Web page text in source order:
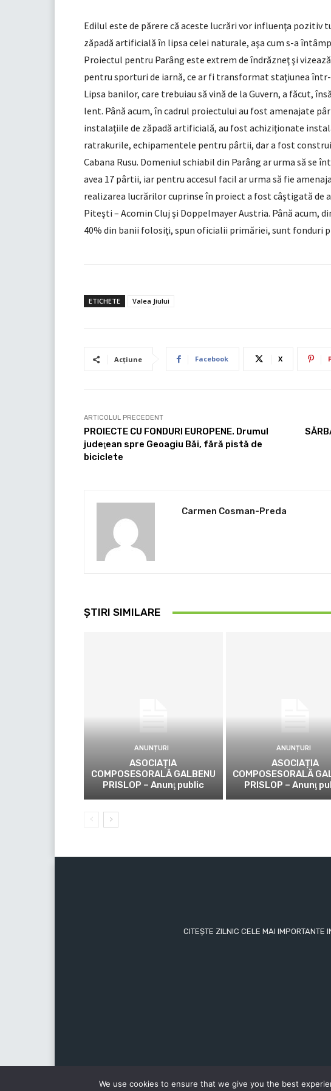
Edilul este de părere că aceste lucrări vor influenţa pozitiv
zăpadă artificială în lipsa celei naturale, aşa cum s-a
Proiectul pentru Parâng este extrem de îndrăzneţ şi
pentru sporturi de iarnă, ce ar fi transformat staţiunea
Lipsa banilor, care trebuiau să vină de la Guvern, a făcut,
lent. Până acum, în cadrul proiectului au fost amenajate
instalaţiile de zăpadă artificială, au fost achiziţionate
ratrakurile, echipamentele pentru pârtii, dar a fost
Cabana Rusu. Domeniul schiabil din Parâng ar urma să se
avea 17 pârtii, iar pentru accesul facil ar urma să fie
realizarea lucrărilor cuprinse în proiect a fost câştigată de
Piteşti – Acomin Cluj şi Doppelmayer Austria. Până acum,
40% din banii folosiţi, spun oficialii primăriei, sunt fonduri
ETICHETE Valea Jiului
Acțiune Facebook X
ARTICOLUL PRECEDENT
PROIECTE CU FONDURI EUROPENE. Drumul
judeţean spre Geoagiu Băi, fără pistă de
biciclete
Carmen Cosman-Preda
ȘTIRI SIMILARE
ANUNȚURI
ASOCIAȚIA
COMPOSESORALĂ GALBENU
PRISLOP – Anunţ public
ANUNȚURI
ASOCIAȚIA
COMPOSESORALĂ
PRISLOP – Anunţ
CITEȘTE ZILNIC CELE MAI
We use cookies to ensure that we give you the best